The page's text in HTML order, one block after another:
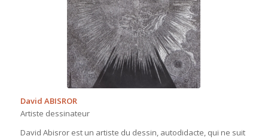
David ABISROR
Artiste dessinateur
David Abisror est un artiste du dessin, autodidacte, qui ne suit